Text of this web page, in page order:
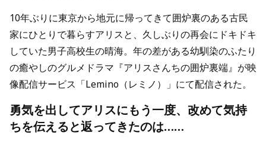
10年ぶりに東京から地元に帰ってきて囲炉裏のある古民
家にひとりで暮らすアリスと、久しぶりの再会にドキドキ
していた男子高校生の晴海。年の差がある幼馴染のふたり
の癒やしのグルメドラマ『アリスさんちの囲炉裏端』が映
像配信サービス「Lemino（レミノ）」にて配信された。
勇気を出してアリスにもう一度、改めて気持
ちを伝えると返ってきたのは……